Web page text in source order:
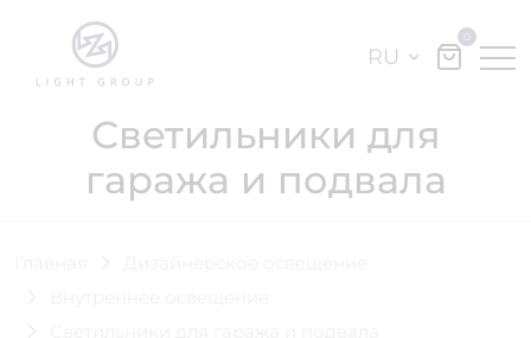
RU
0
Светильники для
гаража и подвала